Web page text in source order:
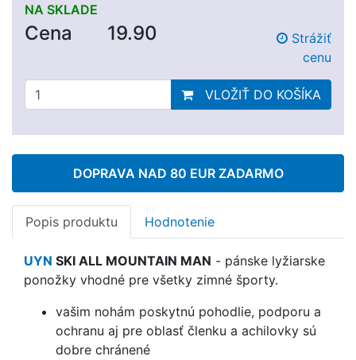
NA SKLADE
Cena 19.90
Strážiť
cenu
VLOŽIŤ DO KOŠÍKA
DOPRAVA NAD 80 EUR ZADARMO
Popis produktu Hodnotenie
UYN SKI ALL MOUNTAIN MAN - pánske lyžiarske
ponožky vhodné pre všetky zimné športy.
vašim nohám poskytnú pohodlie, podporu a
ochranu aj pre oblasť členku a achilovky sú
dobre chránené